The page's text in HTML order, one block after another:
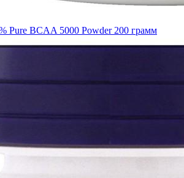
Pure BCAA 5000 Powder 200 грамм